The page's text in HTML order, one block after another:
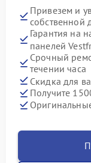
Привезем и
собственной
Гарантия на
панелей
Срочный
течении часа
Скидка для
Получите